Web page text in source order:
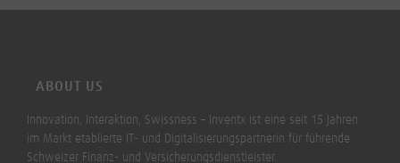
ABOUT US
Innovation, Interaktion, Swissness – Inventx ist eine seit 15 Jahren
im Markt etablierte IT- und Digitalisierungspartnerin für führende
Schweizer Finanz- und Versicherungsdienstleister.